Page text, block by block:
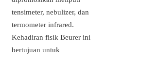
tensimeter, nebulizer, dan
termometer infrared.
Kehadiran fisik Beurer ini
bertujuan untuk